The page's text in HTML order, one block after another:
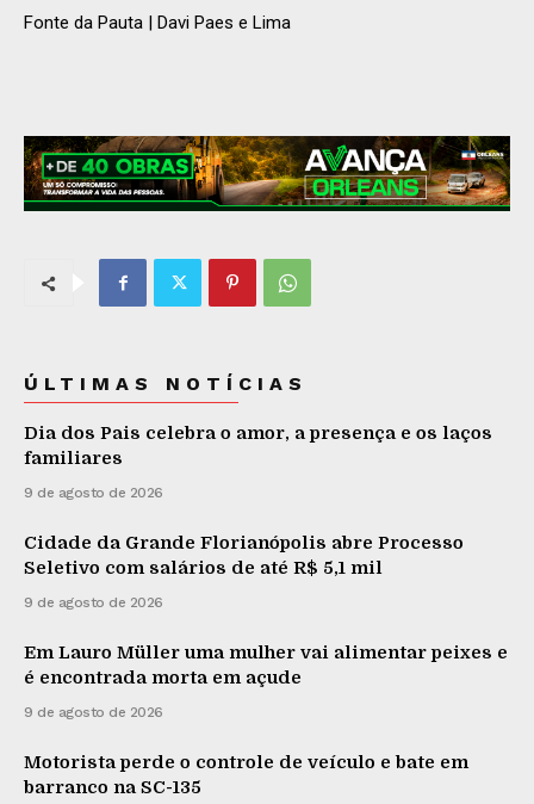
Fonte da Pauta | Davi Paes e Lima
ÚLTIMAS NOTÍCIAS
Dia dos Pais celebra o amor, a presença e os laços
familiares
9 de agosto de 2026
Cidade da Grande Florianópolis abre Processo
Seletivo com salários de até R$ 5,1 mil
9 de agosto de 2026
Em Lauro Müller uma mulher vai alimentar peixes e
é encontrada morta em açude
9 de agosto de 2026
Motorista perde o controle de veículo e bate em
barranco na SC-135